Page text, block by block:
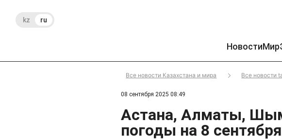
kz ru
НовостиМир
Все новости Казахстана и мира Все новости
08 сентября 2025 08:49
Астана, Алматы,
погоды на 8 сентября